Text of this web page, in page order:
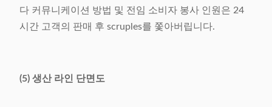
다 커뮤니케이션 방법 및 전임 소비자 봉사 인원은 24
시간 고객의 판매 후 scruples를 쫓아버립니다.
(5) 생산 라인 단면도